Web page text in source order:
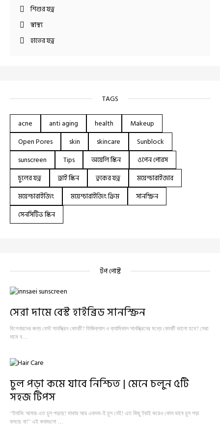
শিশুর যত্ন
স্বাস্থ্য
হাতের যত্ন
TAGS
acne anti aging health
Makeup
Open Pores
skin skincare
Sunblock
sunscreen
Tips অয়েলি স্কিন
ওপেন পোরস
চুলের যত্ন
ড্রাই স্কিন ত্বকের যত্ন
ময়েশ্চারাইজার
ময়েশ্চারাইজিং
ময়েশ্চারাইজিং ক্রিম
সানস্ক্রিন
সেনসিটিভ স্কিন
টপ পোষ্ট
সেরা দামে বেস্ট হাইব্রিড সানস্ক্রিন
বিগেনারদের জন্য বেস্ট সানস্ক্রিন কোনটি? ফিজিক্যাল ও ক্যামিকাল সানস্ক্রিনের মধ্যে কোনটি ভালো হবে? সেরা
দামে ব…
চুল পড়া কমে যাবে নিশ্চিত | মেনে চলুন ৫টি
সহজ টিপস
“ইদানিং আমার এত চুল পড়ছে! মাথায় আর একদম-ই চুল নেই! এত কিছু ট্রাই করেও কোন ভাবে চুল পড়া
কমছে না!” এই কথাগুলো …